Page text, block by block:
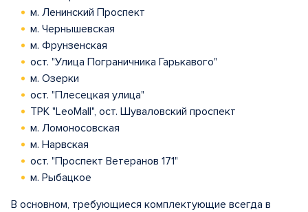
м. Ленинский Проспект
м. Чернышевская
м. Фрунзенская
ост. "Улица Пограничника Гарькавого"
м. Озерки
ост. "Плесецкая улица"
ТРК "LeoMall", ост. Шуваловский проспект
м. Ломоносовская
м. Нарвская
ост. "Проспект Ветеранов 171"
м. Рыбацкое
В основном, требующиеся комплектующие всегда в